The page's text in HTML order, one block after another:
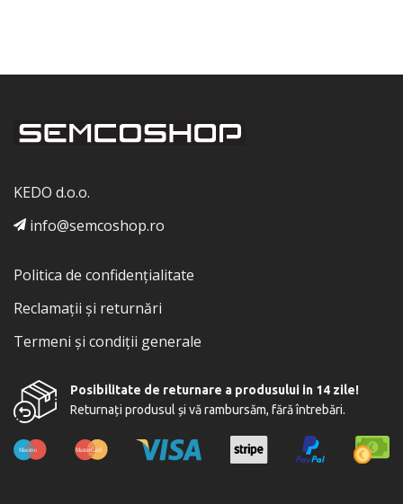
KEDO d.o.o.
info@semcoshop.ro
Politica de confidențialitate
Reclamații și returnări
Termeni și condiții generale
Posibilitate de returnare a produsului in 14 zile!
Returnați produsul și vă rambursăm, fără întrebări.